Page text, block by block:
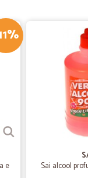
, prezzo
T.
puntualità nelle
a fare acquisti da
e
Sai alcool